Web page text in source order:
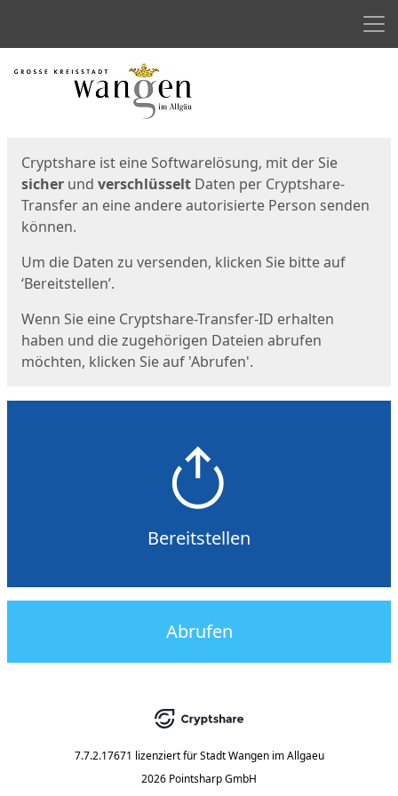
Start
Cryptshare ist eine Softwarelösung, mit der Sie
sicher und verschlüsselt Daten per Cryptshare-
Transfer an eine andere autorisierte Person senden
können.
Um die Daten zu versenden, klicken Sie bitte auf
‘Bereitstellen’.
Wenn Sie eine Cryptshare-Transfer-ID erhalten
haben und die zugehörigen Dateien abrufen
möchten, klicken Sie auf 'Abrufen'.
Bereitstellen
Abrufen
7.7.2.17671 lizenziert für Stadt Wangen im Allgaeu
2026 Pointsharp GmbH